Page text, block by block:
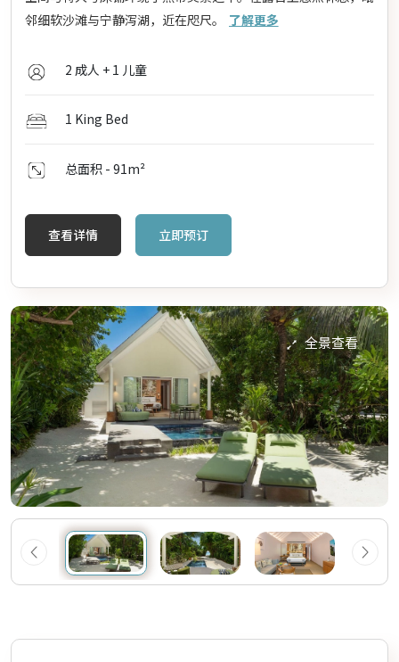
邻细软沙滩与宁静泻湖，近在咫尺。
了解更多
2 成人 + 1 儿童
1 King Bed
总面积 - 91m²
查看详情 立即预订
全景查看